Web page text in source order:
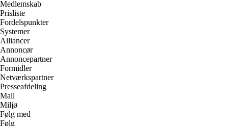
Medlemskab
Prisliste
Fordelspunkter
Systemer
Alliancer
Annoncør
Annoncepartner
Formidler
Netværkspartner
Presseafdeling
Mail
Miljø
Følg med
Følg